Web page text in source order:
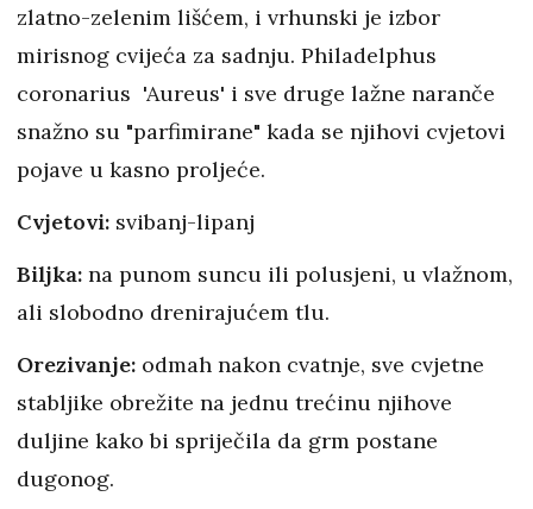
zlatno-zelenim lišćem, i vrhunski je izbor
mirisnog cvijeća za sadnju. Philadelphus
coronarius 'Aureus' i sve druge lažne naranče
snažno su "parfimirane" kada se njihovi cvjetovi
pojave u kasno proljeće.
Cvjetovi: svibanj-lipanj
Biljka: na punom suncu ili polusjeni, u vlažnom,
ali slobodno drenirajućem tlu.
Orezivanje: odmah nakon cvatnje, sve cvjetne
stabljike obrežite na jednu trećinu njihove
duljine kako bi spriječila da grm postane
dugonog.